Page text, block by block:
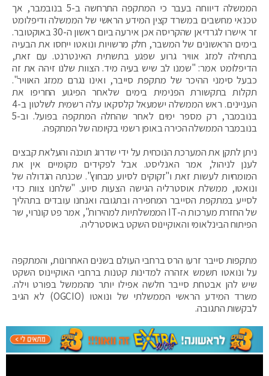
הממשלה דיווחה בעבר כי המתקפה התרחשה ב-5 בנובמבר, אך
טכנאי מחשבים במשרד קצין המידע הראשי של הממשלה ודיפלומט
זר אישרו לגרדיאן שהקריסה אכן אירעה ביום ראשון ה-30 באוקטובר.
בימים הראשונים של המשבר, חלק מרשויות ונואטו ייחסו את הבעיה
בתחילה למזג אוויר גרוע שפגע בתשתית האינטרנט. עם זאת,
הדיפלומט אמר: "שמנו לב שיש בעיה מיד. הצוות שלנו זיהה את זה
כבעל סימני ההיכר של מתקפת סייבר, ואינו נגרם ממזג האוויר".
תקלות בתקשורת הפנימית בימים שלאחר הפיגוע החריפו את
העניינים. ראש הממשלה ישמעאל קלסקאו עלה רשמית לשלטון ב-4
בנובמבר, רק מספר ימים לאחר שהחלה המתקפה בפועל. וב-5
בנובמבר הממשלה הכירה באופן רשמי בקיומה של המתקפה.
ניתן לתקן את המערכת הנוכחית על ידי שדרוג תוכנה והעלאת קבצים
לענן לניהול, אמר האנליסט. אבל לפקידים מקומיים אין את
המומחיות לעשות זאת ו"זקוקים לסיוע מבחוץ". שכנתה הגדולה של
ונואטו, ממשלת אוסטרליה הגישה הצעות סיוע. "שלחנו צוות כדי
לסייע במתקפת הסייבר המחפירה ובתגובה ואנחנו עובדים בתהליך
של החזרת מערכות ה-IT הממשלתיות למהירות", אמר פט קונרוי, שר
הפיתוח הבינלאומי והאוקיינוס ​​השקט באוסטרליה.
מתקפות סייבר זרעו הרס ברחבי העולם בשנים האחרונות, והמתקפה
על ונואטו תשמש אזהרה למדינות קטנות ברחבי האוקיינוס ​​השקט
שיש להן אבטחת סייבר חלשה אפילו יותר מהממשל בפורט וילה.
משרד המידע הראשי הממשלתי של ונואטו (OGCIO) לא הגיב
לבקשות התגובה.